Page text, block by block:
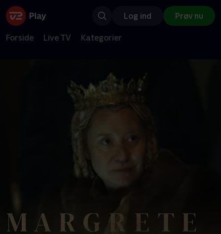
Log ind Prøv nu
Forside Live TV Kategorier